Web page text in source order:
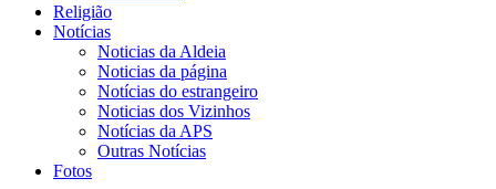
Religião
Notícias
Noticias da Aldeia
Noticias da página
Notícias do estrangeiro
Noticias dos Vizinhos
Notícias da APS
Outras Notícias
Fotos